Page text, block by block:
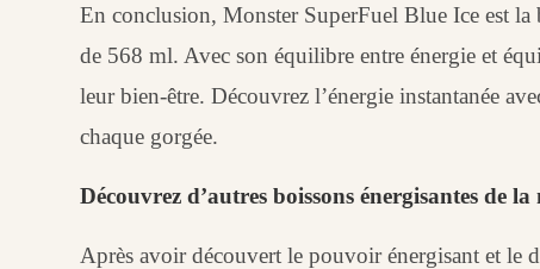
En conclusion, Monster SuperFuel Blue Ice est la
de 568 ml. Avec son équilibre entre énergie et
leur bien-être. Découvrez l’énergie instantanée
chaque gorgée.
Découvrez d’autres boissons énergisantes de
Après avoir découvert le pouvoir énergisant et le